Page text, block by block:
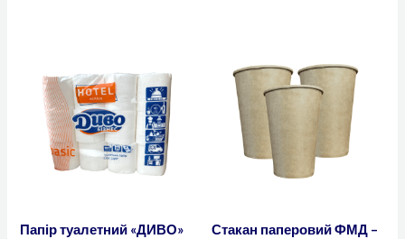
Папір туалетний «ДИВО»
Стакан паперовий ФМД –